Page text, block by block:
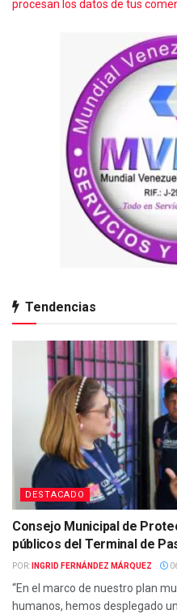
procesan los datos de tus
Tendencias
DESTACADO
Consejo Municipal de
públicos del Terminal de
POR: INGRID FERNÁNDEZ MÁRQUEZ
“En el marco de nuestro plan
humanos, hemos desplegado